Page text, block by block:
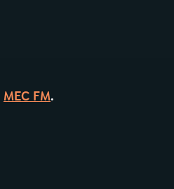
MEC FM.